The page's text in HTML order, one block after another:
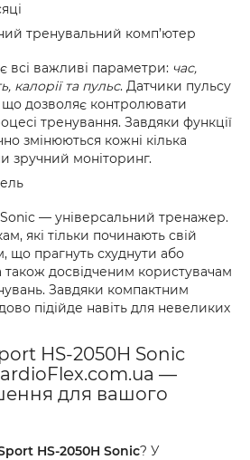
тренувальний комп’ютер
всі важливі параметри: час,
калорії та пульс. Датчики пульсу
що дозволяє контролювати
тренування. Завдяки функції
змінюються кожні кілька
зручний моніторинг.
— універсальний тренажер.
які тільки починають свій
що прагнуть схуднути або
досвідченим користувачам
Завдяки компактним
підійде навіть для невеликих
HS-2050H Sonic
—
для вашого
HS-2050H Sonic? У